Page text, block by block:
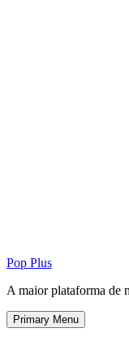
Pop Plus
A maior plataforma de
Primary Menu